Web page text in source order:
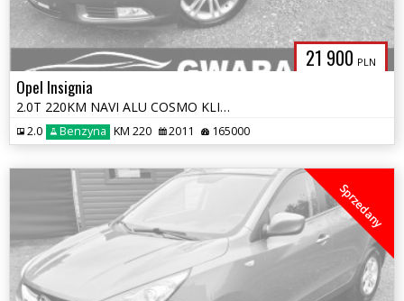
21 900 PLN
Opel Insignia
2.0T 220KM NAVI ALU COSMO KLIMATRONIK PDC GRZ.FOTELE XENON LED OPŁATY
2.0 Benzyna KM 220 2011 165000
Sprzedany